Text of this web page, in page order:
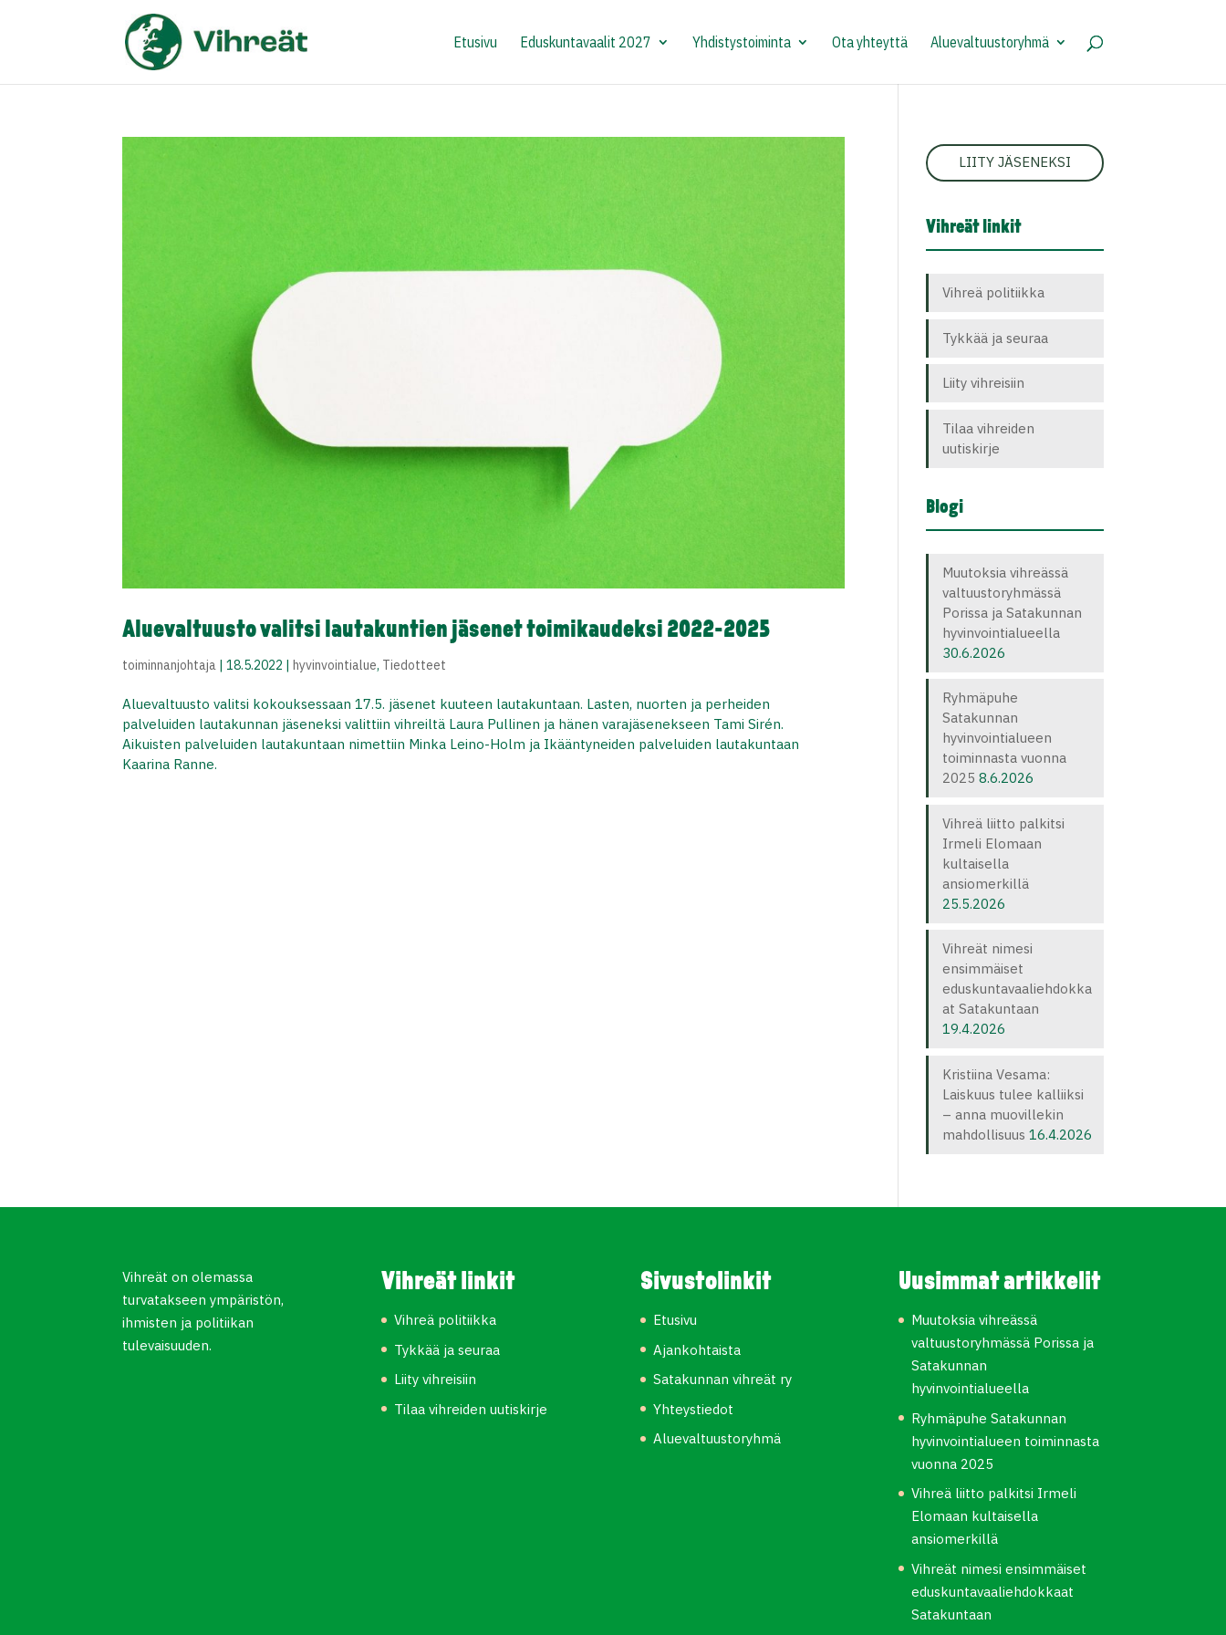
Etusivu Eduskuntavaalit 2027 Yhdistystoiminta Ota yhteyttä Aluevaltuustoryhmä
Aluevaltuusto valitsi lautakuntien jäsenet toimikaudeksi 2022-2025
toiminnanjohtaja |18.5.2022 |hyvinvointialue, Tiedotteet
Aluevaltuusto valitsi kokouksessaan 17.5. jäsenet kuuteen lautakuntaan. Lasten, nuorten ja perheiden
palveluiden lautakunnan jäseneksi valittiin vihreiltä Laura Pullinen ja hänen varajäsenekseen Tami Sirén.
Aikuisten palveluiden lautakuntaan nimettiin Minka Leino-Holm ja Ikääntyneiden palveluiden lautakuntaan
Kaarina Ranne.
LIITY JÄSENEKSI
Vihreät linkit
Vihreä politiikka
Tykkää ja seuraa
Liity vihreisiin
Tilaa vihreiden
uutiskirje
Blogi
Muutoksia vihreässä
valtuustoryhmässä
Porissa ja Satakunnan
hyvinvointialueella
30.6.2026
Ryhmäpuhe
Satakunnan
hyvinvointialueen
toiminnasta vuonna
2025 8.6.2026
Vihreä liitto palkitsi
Irmeli Elomaan
kultaisella
ansiomerkillä
25.5.2026
Vihreät nimesi
ensimmäiset
eduskuntavaaliehdokka
at Satakuntaan
19.4.2026
Kristiina Vesama:
Laiskuus tulee kalliiksi
– anna muovillekin
mahdollisuus 16.4.2026
Vihreät on olemassa
turvatakseen ympäristön,
ihmisten ja politiikan
tulevaisuuden.
Vihreät linkit
Vihreä politiikka
Tykkää ja seuraa
Liity vihreisiin
Tilaa vihreiden uutiskirje
Sivustolinkit
Etusivu
Ajankohtaista
Satakunnan vihreät ry
Yhteystiedot
Aluevaltuustoryhmä
Uusimmat artikkelit
Muutoksia vihreässä
valtuustoryhmässä Porissa ja
Satakunnan
hyvinvointialueella
Ryhmäpuhe Satakunnan
hyvinvointialueen toiminnasta
vuonna 2025
Vihreä liitto palkitsi Irmeli
Elomaan kultaisella
ansiomerkillä
Vihreät nimesi ensimmäiset
eduskuntavaaliehdokkaat
Satakuntaan